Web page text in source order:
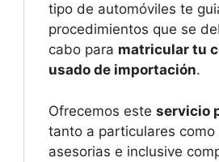
tipo de automóviles te
procedimientos que se
cabo para matricular tu
usado de importación.
Ofrecemos este servicio
tanto a particulares como
asesorias e inclusive